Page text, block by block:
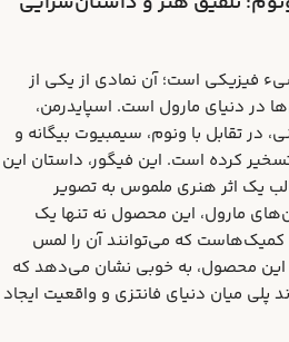
فیزیکی است؛ آن نمادی از یکی از
در دنیای مارول است. اسپایدرمن،
تقابل با ونوم، سیمبیوت بیگانه و
کرده است. این فیگور، داستان این
یک اثر هنری ملموس به تصویر
مارول، این محصول نه تنها یک
کمیک‌هاست که می‌توانند آن را لمس
این محصول، به خوبی نشان می‌دهد که
میان دنیای فانتزی و واقعیت ایجاد